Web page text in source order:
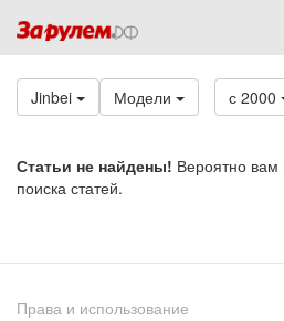
Jinbei Модели с 2000
Статьи не найдены! Вероятно вам
поиска статей.
Права и использование